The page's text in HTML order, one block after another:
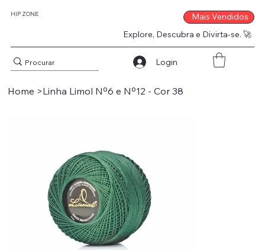
HIP ZONE
Explore, Descubra e Divirta-se. 🚀
Mais Vendidos
Login
Home >Linha Limol Nº6 e Nº12 - Cor 38